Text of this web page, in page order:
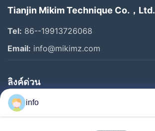
Tianjin Mikim Technique Co.，Ltd.
Tel: 86--19913726068
Email: info@mikimz.com
ลิงค์ด่วน
บ้าน
สินค้า
info